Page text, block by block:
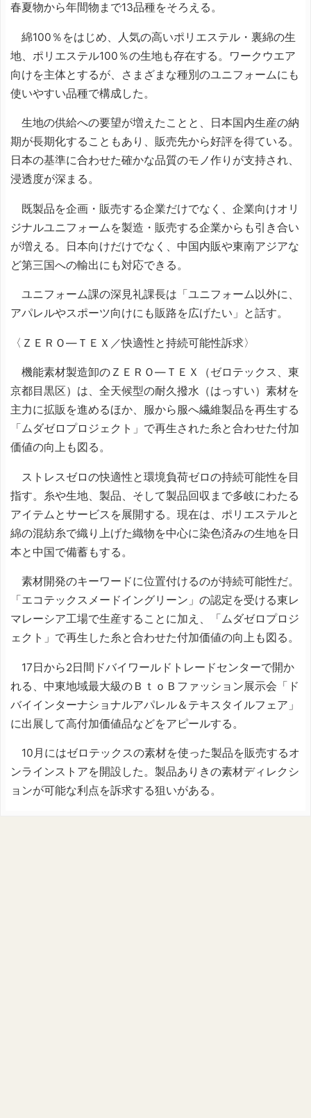
春夏物から年間物まで13品種をそろえる。
綿100％をはじめ、人気の高いポリエステル・裏綿の生
地、ポリエステル100％の生地も存在する。ワークウエア
向けを主体とするが、さまざまな種別のユニフォームにも
使いやすい品種で構成した。
生地の供給への要望が増えたことと、日本国内生産の納
期が長期化することもあり、販売先から好評を得ている。
日本の基準に合わせた確かな品質のモノ作りが支持され、
浸透度が深まる。
既製品を企画・販売する企業だけでなく、企業向けオリ
ジナルユニフォームを製造・販売する企業からも引き合い
が増える。日本向けだけでなく、中国内販や東南アジアな
ど第三国への輸出にも対応できる。
ユニフォーム課の深見礼課長は「ユニフォーム以外に、
アパレルやスポーツ向けにも販路を広げたい」と話す。
〈ＺＥＲＯ―ＴＥＸ／快適性と持続可能性訴求〉
機能素材製造卸のＺＥＲＯ―ＴＥＸ（ゼロテックス、東
京都目黒区）は、全天候型の耐久撥水（はっすい）素材を
主力に拡販を進めるほか、服から服へ繊維製品を再生する
「ムダゼロプロジェクト」で再生された糸と合わせた付加
価値の向上も図る。
ストレスゼロの快適性と環境負荷ゼロの持続可能性を目
指す。糸や生地、製品、そして製品回収まで多岐にわたる
アイテムとサービスを展開する。現在は、ポリエステルと
綿の混紡糸で織り上げた織物を中心に染色済みの生地を日
本と中国で備蓄もする。
素材開発のキーワードに位置付けるのが持続可能性だ。
「エコテックスメードイングリーン」の認定を受ける東レ
マレーシア工場で生産することに加え、「ムダゼロプロジ
ェクト」で再生した糸と合わせた付加価値の向上も図る。
17日から2日間ドバイワールドトレードセンターで開か
れる、中東地域最大級のＢｔｏＢファッション展示会「ド
バイインターナショナルアパレル＆テキスタイルフェア」
に出展して高付加価値品などをアピールする。
10月にはゼロテックスの素材を使った製品を販売するオ
ンラインストアを開設した。製品ありきの素材ディレクシ
ョンが可能な利点を訴求する狙いがある。